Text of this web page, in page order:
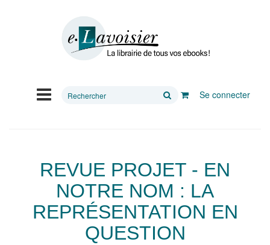
Rechercher
Se connecter
REVUE PROJET - EN
NOTRE NOM : LA
REPRÉSENTATION EN
QUESTION